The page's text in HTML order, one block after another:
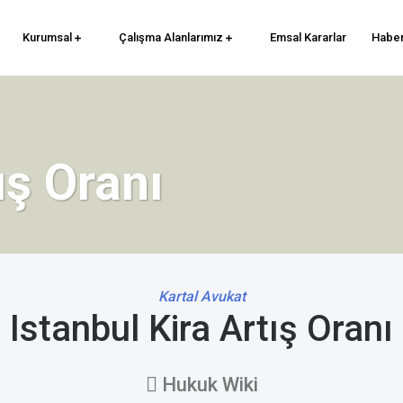
Kurumsal Çalışma Alanlarımız Emsal Kararlar
Oranı
Kartal Avukat
Istanbul Kira Artış Oranı
Hukuk Wiki